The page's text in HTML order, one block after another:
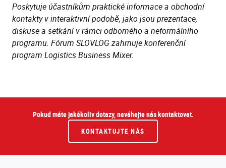
Poskytuje účastníkům praktické informace a obchodní
kontakty v interaktivní podobě, jako jsou prezentace,
diskuse a setkání v rámci odborného a neformálního
programu. Fórum SLOVLOG zahrnuje konferenční
program Logistics Business Mixer.
Pokud máte jakékoliv dotazy, neváhejte nás kontaktovat.
KONTAKTUJTE NÁS